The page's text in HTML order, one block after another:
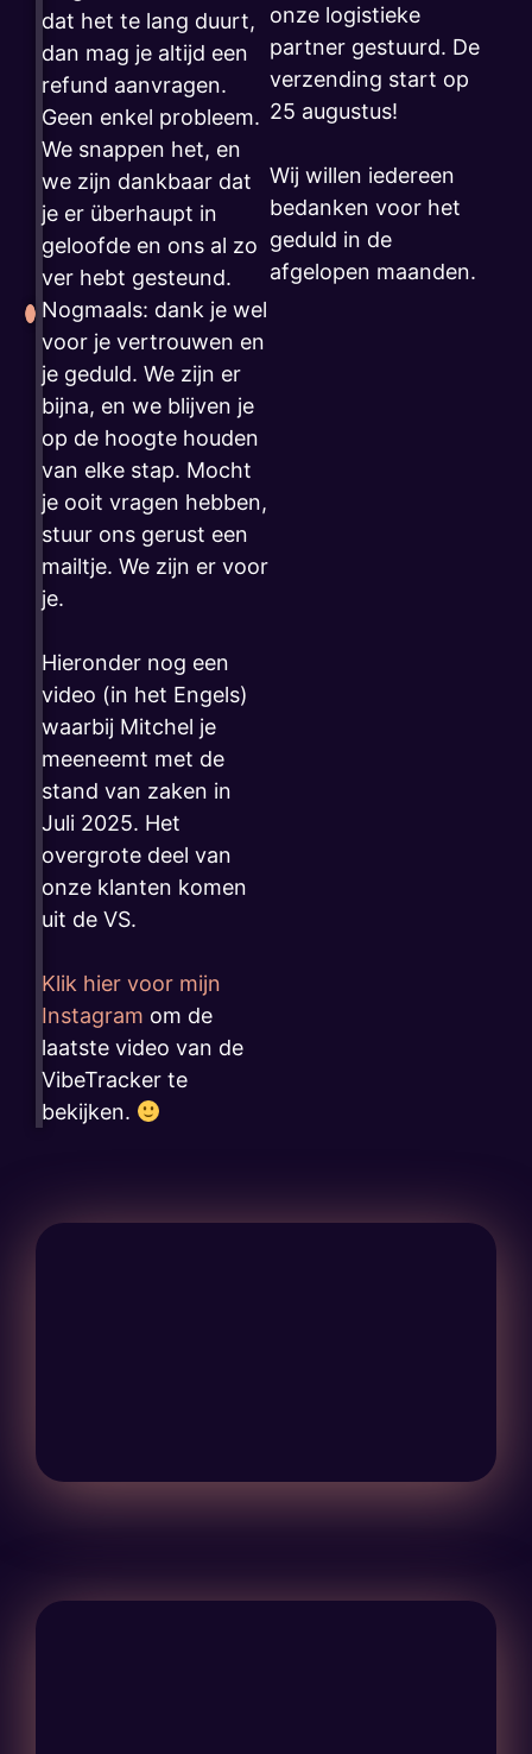
dat het te lang duurt,
dan mag je altijd een
refund aanvragen.
Geen enkel probleem.
We snappen het, en
we zijn dankbaar dat
je er überhaupt in
geloofde en ons al zo
ver hebt gesteund.
Nogmaals: dank je wel
voor je vertrouwen en
je geduld. We zijn er
bijna, en we blijven je
op de hoogte houden
van elke stap. Mocht
je ooit vragen hebben,
stuur ons gerust een
mailtje. We zijn er voor
je.
Hieronder nog een
video (in het Engels)
waarbij Mitchel je
meeneemt met de
stand van zaken in
Juli 2025. Het
overgrote deel van
onze klanten komen
uit de VS.
Klik hier voor mijn
Instagram om de
laatste video van de
VibeTracker te
bekijken.
onze logistieke
partner gestuurd. De
verzending start op
25 augustus!
Wij willen iedereen
bedanken voor het
geduld in de
afgelopen maanden.